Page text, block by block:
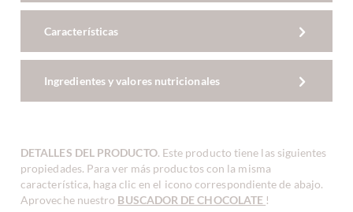
Características
Ingredientes y valores nutricionales
DETALLES DEL PRODUCTO. Este producto tiene las siguientes
propiedades. Para ver más productos con la misma
característica, haga clic en el icono correspondiente de abajo.
Aproveche nuestro BUSCADOR DE CHOCOLATE !